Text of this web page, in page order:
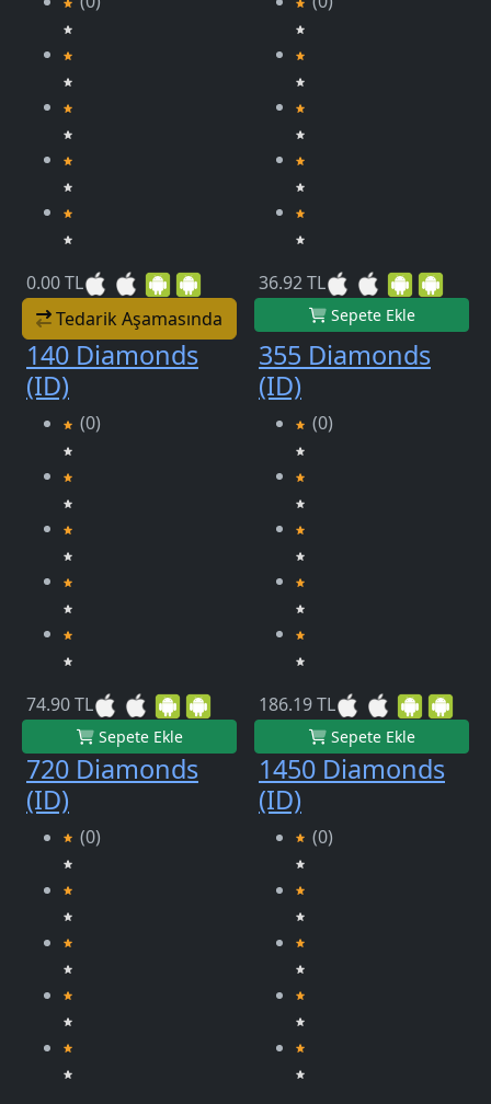
0.00 TL
Tedarik Aşamasında
36.92 TL
Sepete Ekle
140 Diamonds
(ID)
(0)
74.90 TL
Sepete Ekle
355 Diamonds
(ID)
(0)
186.19 TL
Sepete Ekle
720 Diamonds
(ID)
(0)
1450 Diamonds
(ID)
(0)